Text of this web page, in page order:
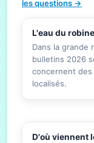
les questions →
L'eau du
Dans la grande
bulletins 2026
concernent
localisés.
D'où viennent